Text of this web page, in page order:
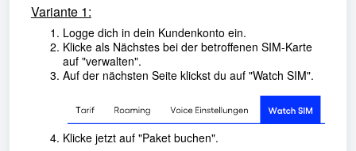
Variante 1:
Logge dich in dein Kundenkonto ein.
Klicke als Nächstes bei der betroffenen SIM-Karte
auf "verwalten".
Auf der nächsten Seite klickst du auf "Watch SIM".
Klicke jetzt auf "Paket buchen".